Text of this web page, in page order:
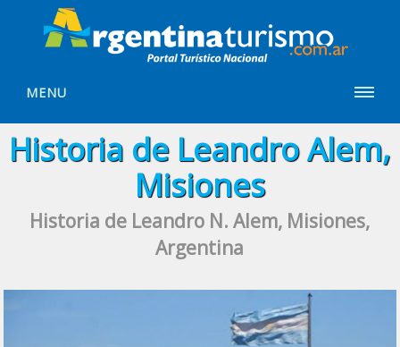
MENU
Historia de Leandro Alem,
Misiones
Historia de Leandro N. Alem, Misiones,
Argentina